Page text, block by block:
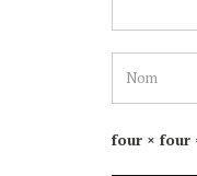
four × four